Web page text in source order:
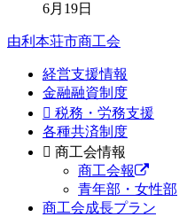
6月19日
由利本荘市商工会
経営支援情報
金融融資制度
税務・労務支援
各種共済制度
商工会情報
商工会報
青年部・女性部
商工会成長プラン